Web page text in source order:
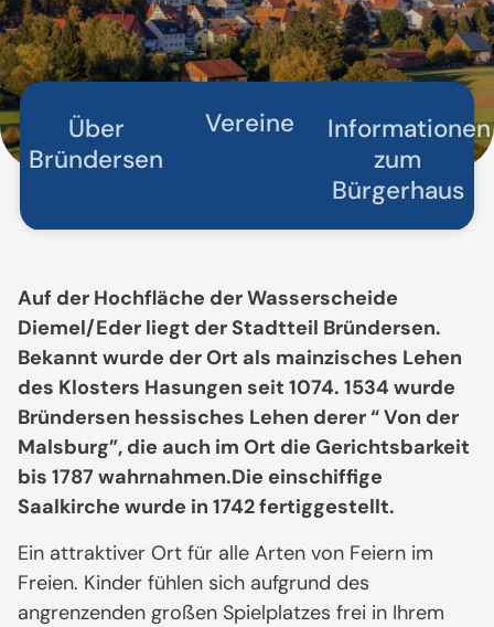
Über
Bründersen
Vereine
Informationen
zum
Bürgerhaus
Auf der Hochfläche der Wasserscheide
Diemel/Eder liegt der Stadtteil Bründersen.
Bekannt wurde der Ort als mainzisches Lehen
des Klosters Hasungen seit 1074. 1534 wurde
Bründersen hessisches Lehen derer “ Von der
Malsburg”, die auch im Ort die Gerichtsbarkeit
bis 1787 wahrnahmen.Die einschiffige
Saalkirche wurde in 1742 fertiggestellt.
Ein attraktiver Ort für alle Arten von Feiern im
Freien. Kinder fühlen sich aufgrund des
angrenzenden großen Spielplatzes frei in Ihrem